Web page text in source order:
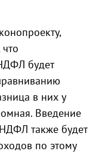
будет
в них у
Введение
также будет
по этому